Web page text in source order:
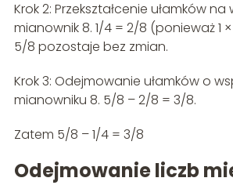
Krok 2: Przekształcenie ułamków
mianownik 8. 1/4 = 2/8 (ponieważ 1
5/8 pozostaje bez zmian.
Krok 3: Odejmowanie ułamków o
mianowniku 8. 5/8 – 2/8 = 3/8.
Zatem 5/8 – 1/4 = 3/8
Odejmowanie liczb